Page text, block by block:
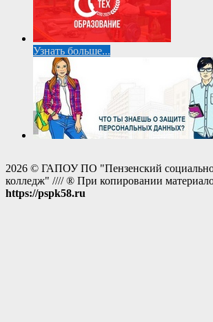
Узнать больше...
2026 © ГАПОУ ПО "Пензенский
колледж" //// ® При копировании
https://pspk58.ru